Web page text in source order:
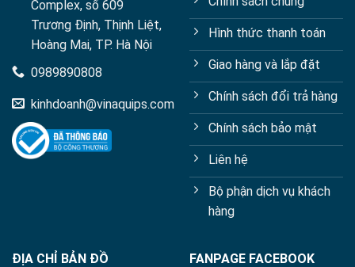
Complex, số 609
Trương Định, Thịnh Liệt,
Hoàng Mai, TP. Hà Nội
0989890808
kinhdoanh@vinaquips.com
Hình thức thanh toán
Giao hàng và lắp đặt
Chính sách đổi trả hàng
Chính sách bảo mật
Liên hệ
Bộ phận dịch vụ khách
hàng
ĐỊA CHỈ BẢN ĐỒ FANPAGE FACEBOOK